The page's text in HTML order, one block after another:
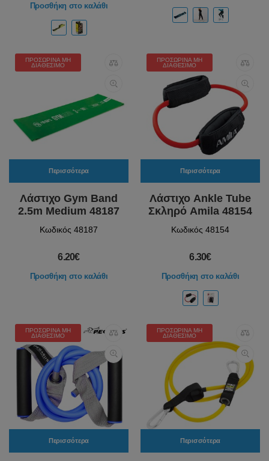
Προσθήκη στο καλάθι
ΠΡΟΣΩΡΙΝΆ ΜΗ
ΔΙΑΘΈΣΙΜΟ
Περισσότερα
Λάστιχο Gym Band
2.5m Medium 48187
Κωδικός 48187
6.20€
Προσθήκη στο καλάθι
ΠΡΟΣΩΡΙΝΆ ΜΗ
ΔΙΑΘΈΣΙΜΟ
Περισσότερα
Λάστιχο Ankle Tube
Σκληρό Amila 48154
Κωδικός 48154
6.30€
Προσθήκη στο καλάθι
ΠΡΟΣΩΡΙΝΆ ΜΗ
ΔΙΑΘΈΣΙΜΟ
Περισσότερα
ΠΡΟΣΩΡΙΝΆ ΜΗ
ΔΙΑΘΈΣΙΜΟ
Περισσότερα